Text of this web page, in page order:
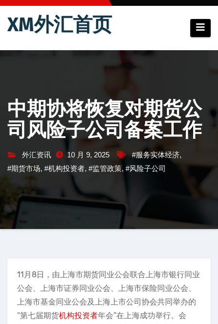
跳
XM外汇首页
中期协将恢复对期货公
司风险子公司备案工作
外汇资讯 10 月 9, 2025 #服务实体经济,
#期货市场, #机构投资者, #监管政策, #风险子公司
11月8日，由上海市期货同业公会联合上海市银行同业
公会、上海市证券同业公会、上海市保险同业公会、
上海市基金同业公会及上海上市公司协会共同举办的
“第七届期货机构投资者年会”在上海成功举行。会